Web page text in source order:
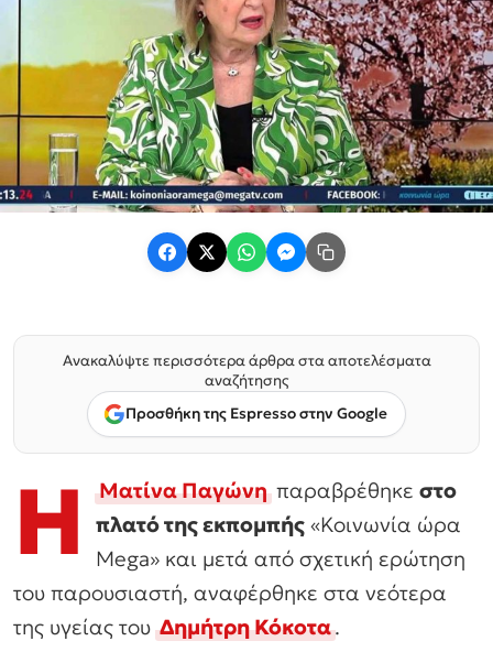
Ανακαλύψτε περισσότερα άρθρα στα αποτελέσματα
αναζήτησης
Προσθήκη της Espresso στην Google
Η Ματίνα Παγώνηπαραβρέθηκε στο
πλατό της εκπομπής «Κοινωνία ώρα
Mega» και μετά από σχετική ερώτηση
του παρουσιαστή, αναφέρθηκε στα νεότερα
της υγείας τουΔημήτρηΚόκοτα.